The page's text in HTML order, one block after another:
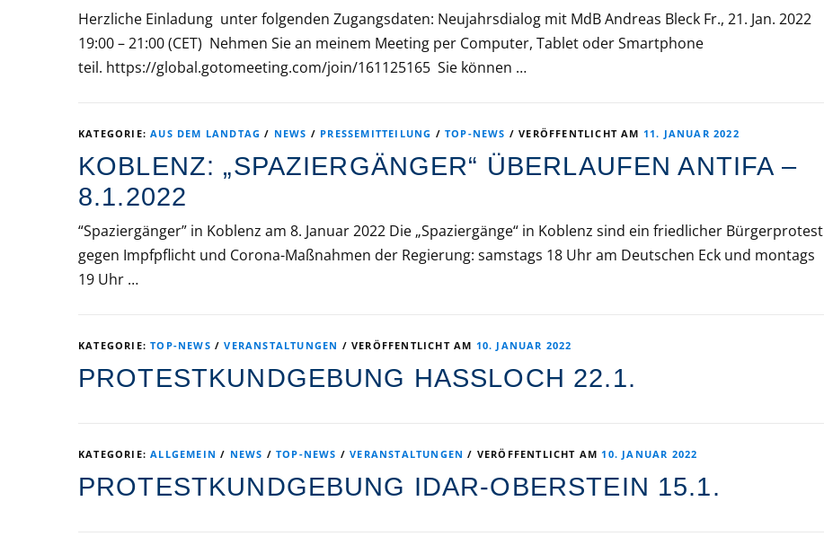
Herzliche Einladung unter folgenden Zugangsdaten: Neujahrsdialog mit MdB Andreas Bleck Fr., 21. Jan. 2022
19:00 – 21:00 (CET) Nehmen Sie an meinem Meeting per Computer, Tablet oder Smartphone
teil. https://global.gotomeeting.com/join/161125165 Sie können …
KATEGORIE:AUS DEM LANDTAG / NEWS / PRESSEMITTEILUNG /TOP-NEWS /VERÖFFENTLICHT AM 11. JANUAR 2022
KOBLENZ: „SPAZIERGÄNGER“ ÜBERLAUFEN ANTIFA –
8.1.2022
“Spaziergänger” in Koblenz am 8. Januar 2022 Die „Spaziergänge“ in Koblenz sind ein friedlicher Bürgerprotest
gegen Impfpflicht und Corona-Maßnahmen der Regierung: samstags 18 Uhr am Deutschen Eck und montags
19 Uhr …
KATEGORIE:TOP-NEWS /VERANSTALTUNGEN /VERÖFFENTLICHT AM 10. JANUAR 2022
PROTESTKUNDGEBUNG HASSLOCH 22.1.
KATEGORIE:ALLGEMEIN / NEWS /TOP-NEWS /VERANSTALTUNGEN / VERÖFFENTLICHT AM 10. JANUAR 2022
PROTESTKUNDGEBUNG IDAR-OBERSTEIN 15.1.